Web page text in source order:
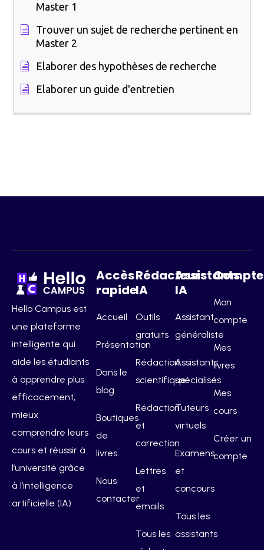
Master 1
Trouver un sujet de recherche pertinent en
Master 2
Elaborer des hypothèses de recherche
Elaborer un guide d'entretien
Hello Campus est
une plateforme
intelligente qui
aide les étudiants
à apprendre plus
efficacement,
mieux
comprendre leurs
cours et réussir à
l’université grâce
à l’intelligence
artificielle (IA).
Accès
rapide
Accueil
Présentation
Dans le
blog
Boutiques
de
livres
Nous
contacter
Rédacteurs
IA
Outils
gratuits
Rédaction
scientifique
Rédaction
et
correction
Lettres
et
emails
Tous les
Assistants
IA
Assistant
généraliste
Assistants
spécialisés
Tuteurs
virtuels
Examens
et
concours
Tous les
assistants
Compte
Mon
compte
Mes
livres
Mes
cours
Créer un
compte